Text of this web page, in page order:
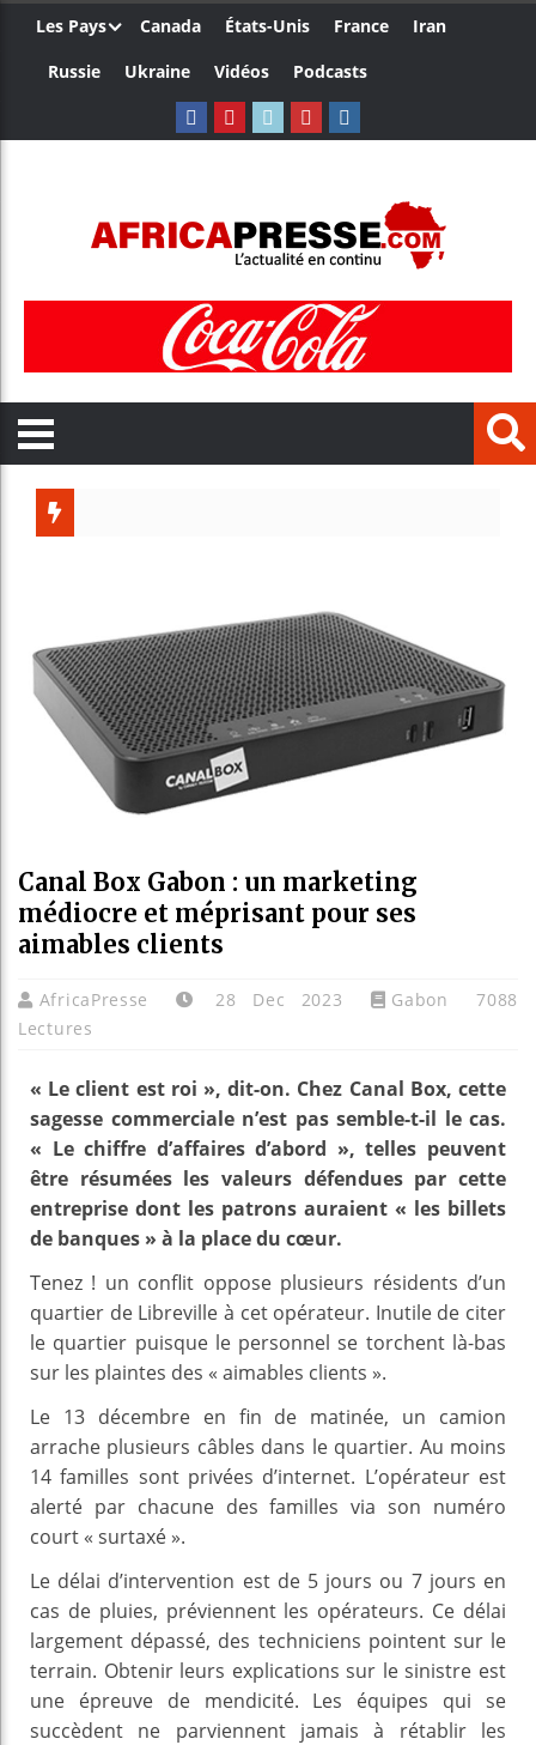
Les Pays Canada États-Unis France
Iran
Russie
Ukraine Vidéos Podcasts
Aliko
Canal Box Gabon : un marketing
médiocre et méprisant pour ses
aimables clients
AfricaPresse 28 Dec 2023 Gabon
7088
Lectures
« Le client est roi », dit-on. Chez Canal Box, cette
sagesse commerciale n’est pas semble-t-il le cas.
« Le chiffre d’affaires d’abord », telles peuvent
être résumées les valeurs défendues par cette
entreprise dont les patrons auraient « les billets
de banques » à la place du cœur.
Tenez ! un conflit oppose plusieurs résidents d’un
quartier de Libreville à cet opérateur. Inutile de citer
le quartier puisque le personnel se torchent là-bas
sur les plaintes des « aimables clients ».
Le 13 décembre en fin de matinée, un camion
arrache plusieurs câbles dans le quartier. Au moins
14 familles sont privées d’internet. L’opérateur est
alerté par chacune des familles via son numéro
court « surtaxé ».
Le délai d’intervention est de 5 jours ou 7 jours en
cas de pluies, préviennent les opérateurs. Ce délai
largement dépassé, des techniciens pointent sur le
terrain. Obtenir leurs explications sur le sinistre est
une épreuve de mendicité. Les équipes qui se
succèdent ne parviennent jamais à rétablir les